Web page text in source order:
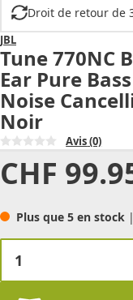
Droit de retour de
JBL
Tune 770NC
Ear Pure
Noise
Noir
Avis(0)
CHF
Plus que 5 en stock